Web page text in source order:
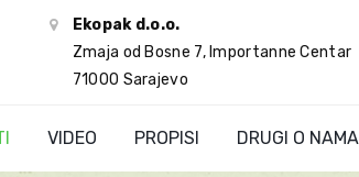
Ekopak d.o.o.
Zmaja od Bosne 7, Importanne Centar
71000 Sarajevo
VIDEO PROPISI DRUGI O NAMA